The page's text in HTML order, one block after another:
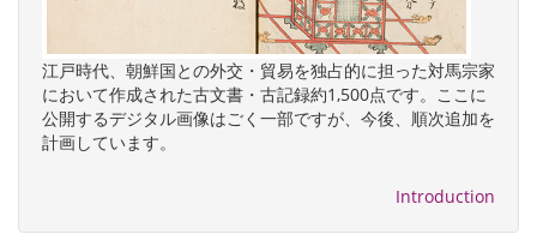
江戸時代、朝鮮国との外交・貿易を独占的に担った対馬宗家
において作成された古文書・古記録約1,500点です。ここに
公開するデジタル画像はごく一部ですが、今後、順次追加を
計画しています。
Introduction